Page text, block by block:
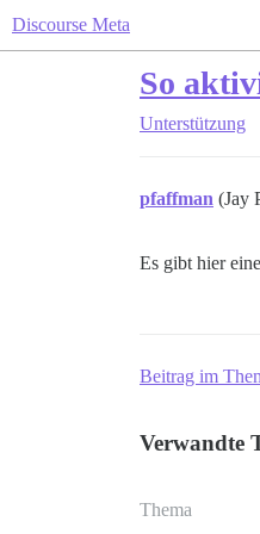
Discourse Meta
So
Unterstützung
pfaffman (Jay
Es gibt hier
Beitrag im
Verwandte
Thema